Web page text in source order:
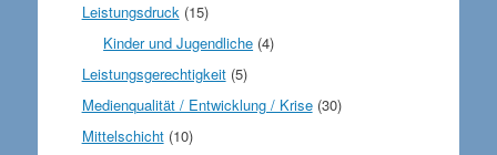
Leistungsdruck(15)
Kinder und Jugendliche (4)
Leistungsgerechtigkeit(5)
Medienqualität / Entwicklung / Krise(30)
Mittelschicht(10)